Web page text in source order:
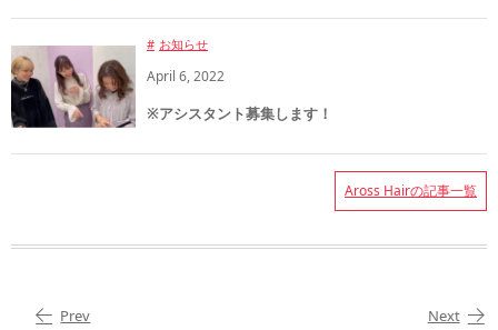
お知らせ
April 6,2022
※アシスタント募集します！
Aross Hairの記事一覧
Prev Next